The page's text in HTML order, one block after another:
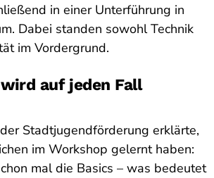
in einer Unterführung in
Dabei standen sowohl Technik
im Vordergrund.
auf jeden Fall
Stadtjugendförderung erklärte,
im Workshop gelernt haben:
mal die Basics – was bedeutet